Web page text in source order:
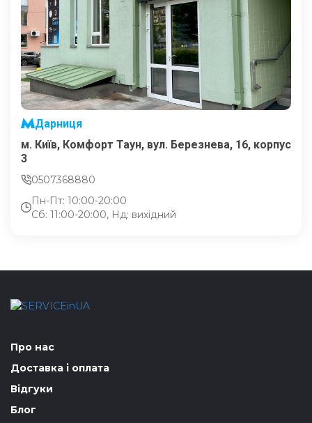
Дарниця
м. Київ, Комфорт Таун, вул. Березнева, 16, корпус
3
0507368880
Пн-Пт: 10:00-20:00
Сб: 11:00-20:00, Нд: вихідний
Про нас
Доставка і оплата
Відгуки
Блог